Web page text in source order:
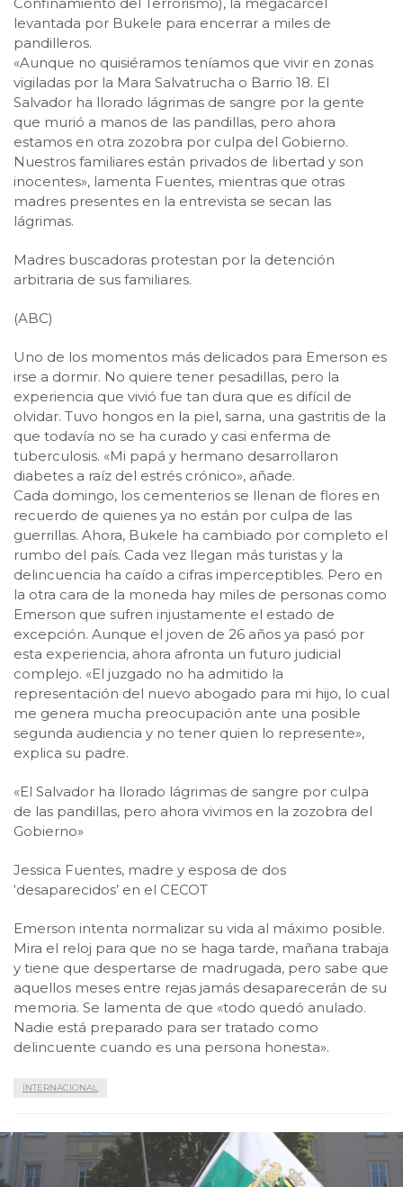
Confinamiento del Terrorismo), la megacárcel
levantada por Bukele para encerrar a miles de
pandilleros.
«Aunque no quisiéramos teníamos que vivir en zonas
vigiladas por la Mara Salvatrucha o Barrio 18. El
Salvador ha llorado lágrimas de sangre por la gente
que murió a manos de las pandillas, pero ahora
estamos en otra zozobra por culpa del Gobierno.
Nuestros familiares están privados de libertad y son
inocentes», lamenta Fuentes, mientras que otras
madres presentes en la entrevista se secan las
lágrimas.
Madres buscadoras protestan por la detención
arbitraria de sus familiares.
(ABC)
Uno de los momentos más delicados para Emerson es
irse a dormir. No quiere tener pesadillas, pero la
experiencia que vivió fue tan dura que es difícil de
olvidar. Tuvo hongos en la piel, sarna, una gastritis de la
que todavía no se ha curado y casi enferma de
tuberculosis. «Mi papá y hermano desarrollaron
diabetes a raíz del estrés crónico», añade.
Cada domingo, los cementerios se llenan de flores en
recuerdo de quienes ya no están por culpa de las
guerrillas. Ahora, Bukele ha cambiado por completo el
rumbo del país. Cada vez llegan más turistas y la
delincuencia ha caído a cifras imperceptibles. Pero en
la otra cara de la moneda hay miles de personas como
Emerson que sufren injustamente el estado de
excepción. Aunque el joven de 26 años ya pasó por
esta experiencia, ahora afronta un futuro judicial
complejo. «El juzgado no ha admitido la
representación del nuevo abogado para mi hijo, lo cual
me genera mucha preocupación ante una posible
segunda audiencia y no tener quien lo represente»,
explica su padre.
«El Salvador ha llorado lágrimas de sangre por culpa
de las pandillas, pero ahora vivimos en la zozobra del
Gobierno»
Jessica Fuentes, madre y esposa de dos
‘desaparecidos’ en el CECOT
Emerson intenta normalizar su vida al máximo posible.
Mira el reloj para que no se haga tarde, mañana trabaja
y tiene que despertarse de madrugada, pero sabe que
aquellos meses entre rejas jamás desaparecerán de su
memoria. Se lamenta de que «todo quedó anulado.
Nadie está preparado para ser tratado como
delincuente cuando es una persona honesta».
INTERNACIONAL